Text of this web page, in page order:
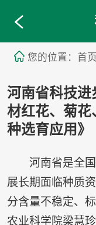
您的位置：首
河南省科技
材红花、菊花
种选育应用》
河南省是全国
展长期面临种质
分含量不稳定、
农业科学院梁慧